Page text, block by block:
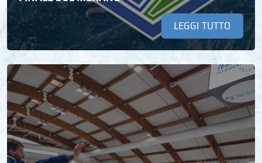
LEGGI TUTTO